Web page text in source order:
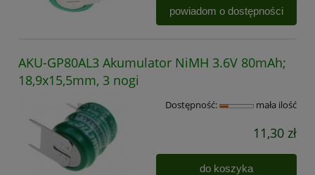
powiadom o dostępności
AKU-GP80AL3 Akumulator NiMH 3.6V 80mAh;
18,9x15,5mm, 3 nogi
Dostępność: mała ilość
11,30 zł
do koszyka